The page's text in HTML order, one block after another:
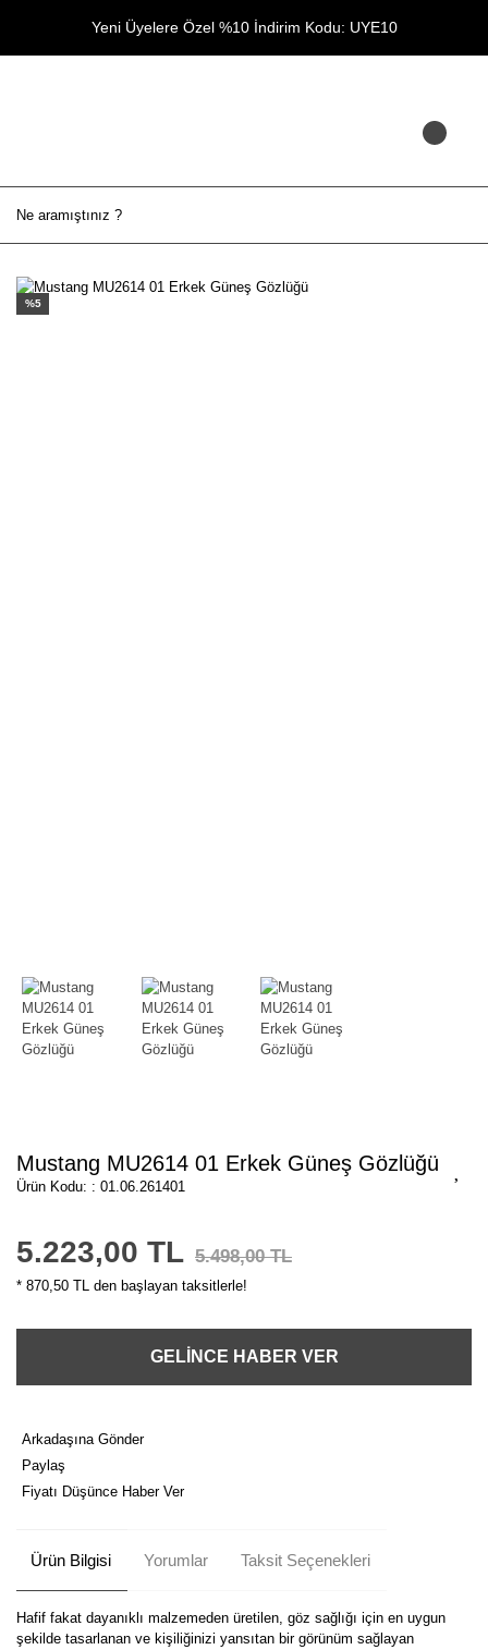
Yeni Üyelere Özel %10 İndirim Kodu: UYE10
%5
Mustang MU2614 01 Erkek Güneş Gözlüğü
Ürün Kodu: : 01.06.261401
5.223,00 TL 5.498,00 TL
* 870,50 TL den başlayan taksitlerle!
GELİNCE HABER VER
Arkadaşına Gönder
Paylaş
Fiyatı Düşünce Haber Ver
Ürün Bilgisi Yorumlar Taksit Seçenekleri
Hafif fakat dayanıklı malzemeden üretilen, göz sağlığı için en uygun
şekilde tasarlanan ve kişiliğinizi yansıtan bir görünüm sağlayan